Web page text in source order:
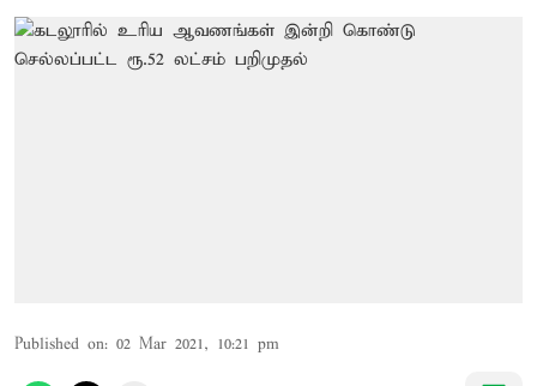
Published on: 02 Mar 2021, 10:21 pm